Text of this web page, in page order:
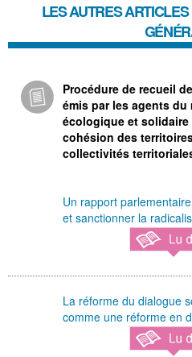
LES AUTRES
Procédure de recueil
émis par les agents
écologique et
cohésion des
collectivités
Un rapport
et sanctionner la
La réforme du dialogue
comme une réforme en